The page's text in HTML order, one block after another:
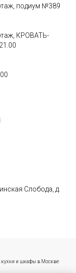
подиум №389
КРОВАТЬ-
Слобода, д.
и шкафы в Москве